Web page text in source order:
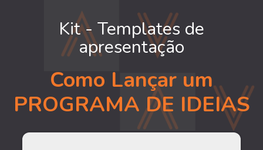
Kit - Templates de
apresentação
Como Lançar um
PROGRAMA DE IDEIAS